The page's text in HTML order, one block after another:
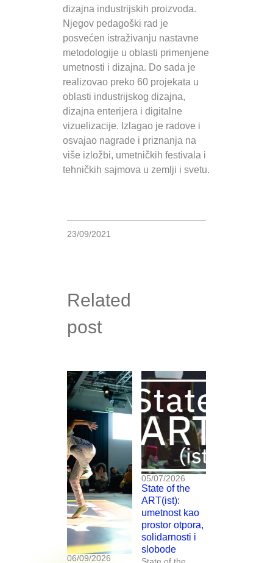
dizajna industrijskih proizvoda.
Njegov pedagoški rad je
posvećen istraživanju nastavne
metodologije u oblasti primenjene
umetnosti i dizajna. Do sada je
realizovao preko 60 projekata u
oblasti industrijskog dizajna,
dizajna enterijera i digitalne
vizuelizacije. Izlagao je radove i
osvajao nagrade i priznanja na
više izložbi, umetničkih festivala i
tehničkih sajmova u zemlji i svetu.
23/09/2021
Related
post
06/09/2026
05/07/2026
State of the
ART(ist):
umetnost kao
prostor otpora,
solidarnosti i
slobode
State of the